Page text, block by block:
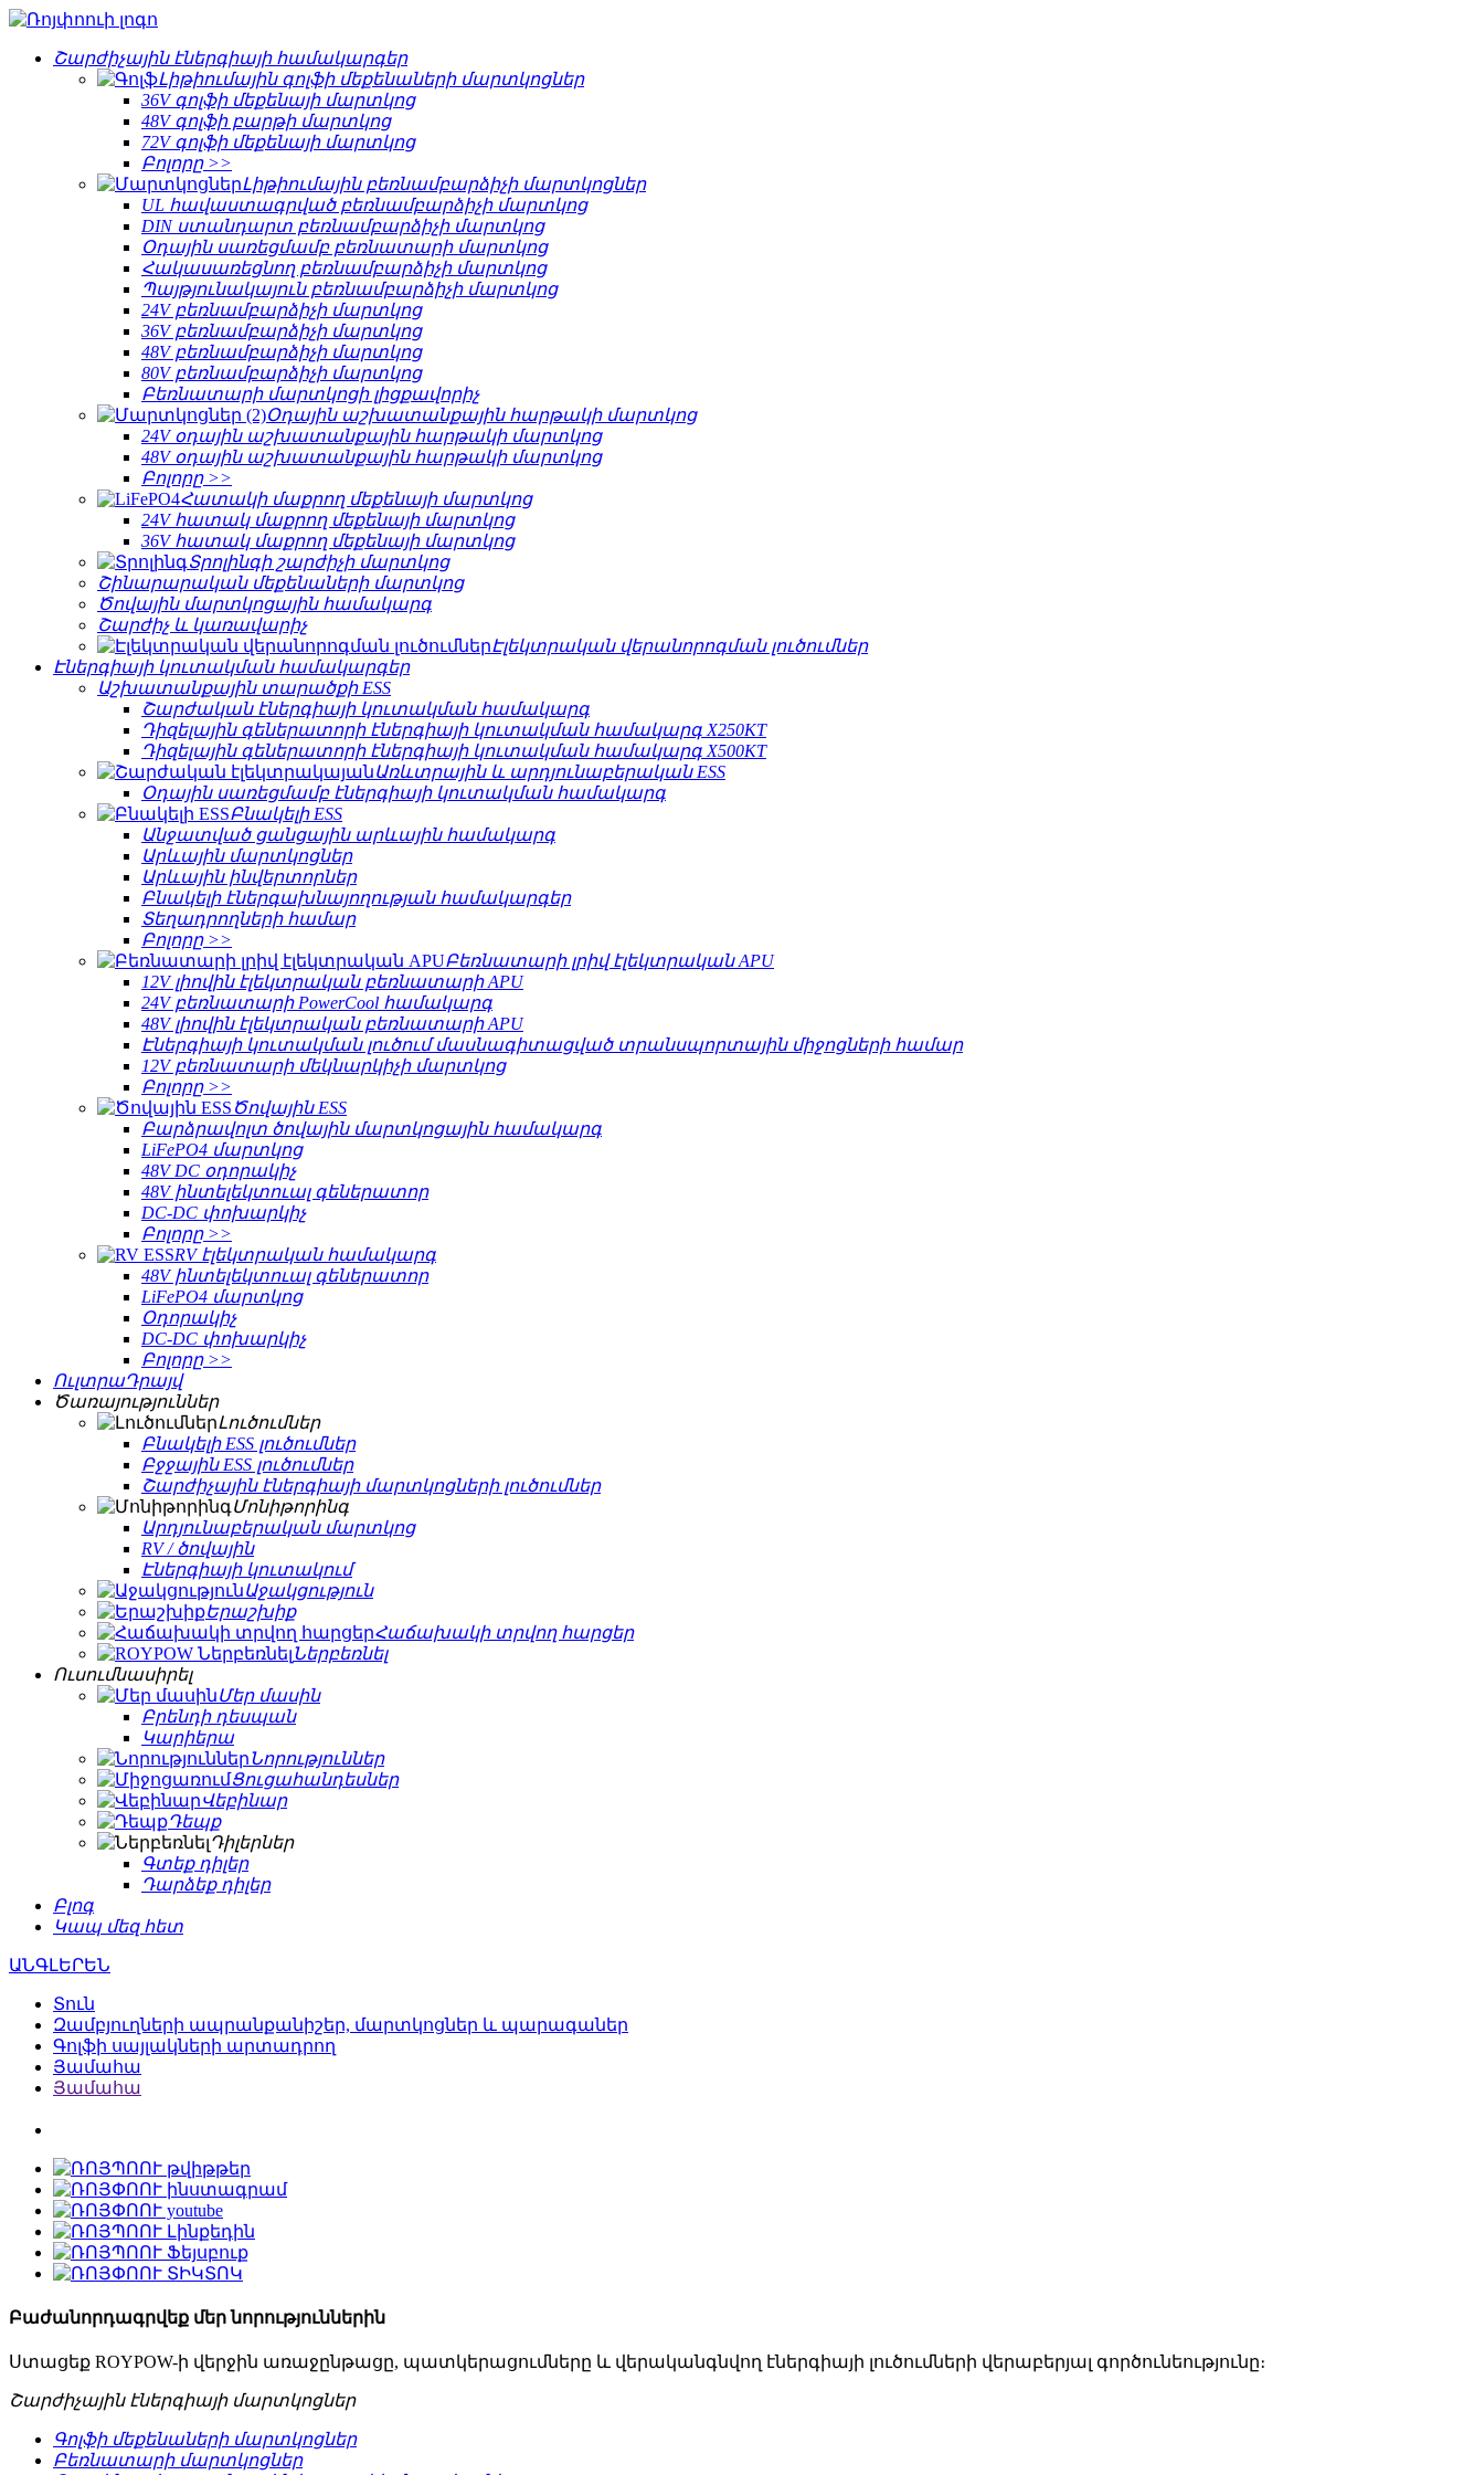
Շարժիչային էներգիայի համակարգեր
Լիթիումային գոլֆի մեքենաների մարտկոցներ
36V գոլֆի մեքենայի մարտկոց
48V գոլֆի բարթի մարտկոց
72V գոլֆի մեքենայի մարտկոց
Բոլորը >>
Լիթիումային բեռնամբարձիչի մարտկոցներ
UL հավաստագրված բեռնամբարձիչի մարտկոց
DIN ստանդարտ բեռնամբարձիչի մարտկոց
Օդային սառեցմամբ բեռնատարի մարտկոց
Հակասառեցնող բեռնամբարձիչի մարտկոց
Պայթյունակայուն բեռնամբարձիչի մարտկոց
24V բեռնամբարձիչի մարտկոց
36V բեռնամբարձիչի մարտկոց
48V բեռնամբարձիչի մարտկոց
80V բեռնամբարձիչի մարտկոց
Բեռնատարի մարտկոցի լիցքավորիչ
Օդային աշխատանքային հարթակի մարտկոց
24V օդային աշխատանքային հարթակի մարտկոց
48V օդային աշխատանքային հարթակի մարտկոց
Բոլորը >>
Հատակի մաքրող մեքենայի մարտկոց
24V հատակ մաքրող մեքենայի մարտկոց
36V հատակ մաքրող մեքենայի մարտկոց
Տրոլինգի շարժիչի մարտկոց
Շինարարական մեքենաների մարտկոց
Ծովային մարտկոցային համակարգ
Շարժիչ և կառավարիչ
Էլեկտրական վերանորոգման լուծումներ
Էներգիայի կուտակման համակարգեր
Աշխատանքային տարածքի ESS
Շարժական էներգիայի կուտակման համակարգ
Դիզելային գեներատորի էներգիայի կուտակման համակարգ X250KT
Դիզելային գեներատորի էներգիայի կուտակման համակարգ X500KT
Առևտրային և արդյունաբերական ESS
Օդային սառեցմամբ էներգիայի կուտակման համակարգ
Բնակելի ESS
Անջատված ցանցային արևային համակարգ
Արևային մարտկոցներ
Արևային ինվերտորներ
Բնակելի էներգախնայողության համակարգեր
Տեղադրողների համար
Բոլորը >>
Բեռնատարի լրիվ էլեկտրական APU
12V լիովին էլեկտրական բեռնատարի APU
24V բեռնատարի PowerCool համակարգ
48V լիովին էլեկտրական բեռնատարի APU
Էներգիայի կուտակման լուծում մասնագիտացված տրանսպորտային միջոցների համար
12V բեռնատարի մեկնարկիչի մարտկոց
Բոլորը >>
Ծովային ESS
Բարձրավոլտ ծովային մարտկոցային համակարգ
LiFePO4 մարտկոց
48V DC օդորակիչ
48V ինտելեկտուալ գեներատոր
DC-DC փոխարկիչ
Բոլորը >>
RV էլեկտրական համակարգ
48V ինտելեկտուալ գեներատոր
LiFePO4 մարտկոց
Օդորակիչ
DC-DC փոխարկիչ
Բոլորը >>
ՈւլտրաԴրայվ
Ծառայություններ
Լուծումներ
Բնակելի ESS լուծումներ
Բջջային ESS լուծումներ
Շարժիչային էներգիայի մարտկոցների լուծումներ
Մոնիթորինգ
Արդյունաբերական մարտկոց
RV / ծովային
Էներգիայի կուտակում
Աջակցություն
Երաշխիք
Հաճախակի տրվող հարցեր
Ներբեռնել
Ուսումնասիրել
Մեր մասին
Բրենդի դեսպան
Կարիերա
Նորություններ
Ցուցահանդեսներ
Վեբինար
Դեպք
Դիլերներ
Գտեք դիլեր
Դարձեք դիլեր
Բլոգ
Կապ մեզ հետ
ԱՆԳԼԵՐԵՆ
Տուն
Զամբյուղների ապրանքանիշեր, մարտկոցներ և պարագաներ
Գոլֆի սայլակների արտադրող
Յամահա
Յամահա
Բաժանորդագրվեք մեր նորություններին
Ստացեք ROYPOW-ի վերջին առաջընթացը, պատկերացումները և վերականգնվող էներգիայի լուծումների վերաբերյալ գործունեությունը։
Շարժիչային էներգիայի մարտկոցներ
Գոլֆի մեքենաների մարտկոցներ
Բեռնատարի մարտկոցներ